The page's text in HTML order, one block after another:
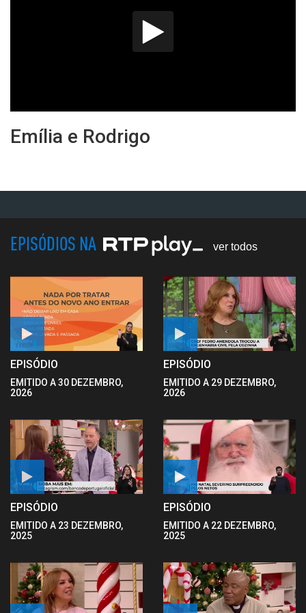
Emília e Rodrigo
EPISÓDIOS NA ver todos
EPISÓDIO
EMITIDO A 30 DEZEMBRO,
2026
EPISÓDIO
EMITIDO A 29 DEZEMBRO,
2026
EPISÓDIO
EMITIDO A 23 DEZEMBRO,
2025
EPISÓDIO
EMITIDO A 22 DEZEMBRO,
2025